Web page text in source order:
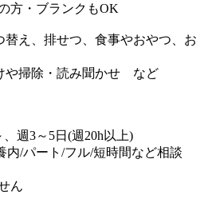
方・ブランクもOK
え、排せつ、食事やおやつ、お
や掃除・読み聞かせ など
、週3～5日(週20h以上)
/パート/フル/短時間など相談
ん